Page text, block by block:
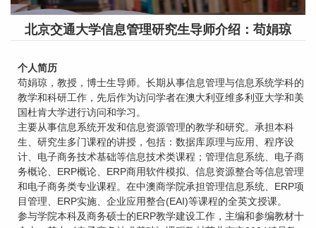
北京交通大学信息管理研究生导师介绍：苟娟琼
个人简历
苟娟琼，教授，博士生导师。长期从事信息管理与信息系统学科的
教学和科研工作，先后作为访问学者在澳大利亚维多利亚大学和美
国杜肯大学进行访问和学习。
主要从事信息系统开发和信息资源管理的教学和研究。承担本科
生、研究生多门课程的讲授，包括：数据库原理与应用、程序设
计、电子商务技术基础等信息技术类课程；管理信息系统、电子商
务概论、ERP概论、ERP商用软件模拟、信息资源整合等信息管理
和电子商务类专业课程。在中澳商学院承担管理信息系统、ERP项
目管理、ERP实施、企业应用整合(EAI)等课程的全英文授课。
参与学院本科及商务硕士的ERP教学建设工作，主编和参编教材十